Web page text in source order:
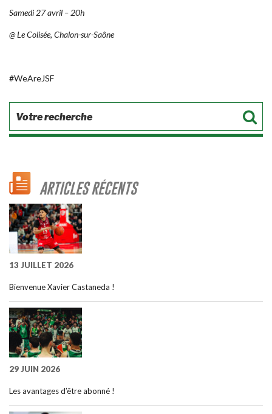
Samedi 27 avril – 20h
@ Le Colisée, Chalon-sur-Saône
#WeAreJSF
ARTICLES RÉCENTS
13 JUILLET 2026
Bienvenue Xavier Castaneda !
29 JUIN 2026
Les avantages d’être abonné !